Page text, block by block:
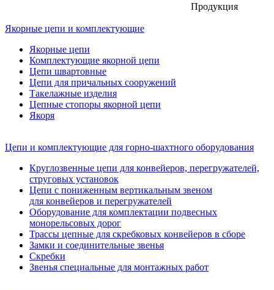
Продукция
Якорные цепи и комплектующие
Якорные цепи
Комплектующие якорной цепи
Цепи швартовные
Цепи для причальных сооружений
Такелажные изделия
Цепные стопоры якорной цепи
Якоря
Цепи и комплектующие для горно-шахтного оборудования
Круглозвенные цепи для конвейеров, перегружателей,
струговых установок
Цепи с пониженным вертикальным звеном
для конвейеров и перегружателей
Оборудование для комплектации подвесных
монорельсовых дорог
Трассы цепные для скребковых конвейеров в сборе
Замки и соединительные звенья
Скребки
Звенья специальные для монтажных работ